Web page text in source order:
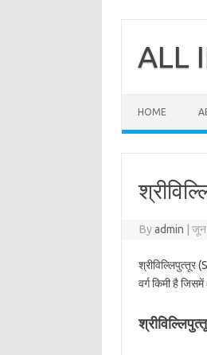
contentALL
HOME
Byadmin जून
वर्ग किमी है